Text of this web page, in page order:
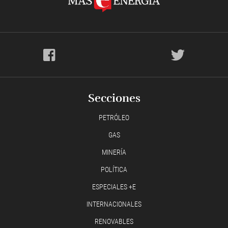
Secciones
PETRÓLEO
GAS
MINERÍA
POLÍTICA
ESPECIALES +E
INTERNACIONALES
RENOVABLES